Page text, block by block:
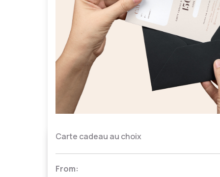
Carte cadeau au choix
From: